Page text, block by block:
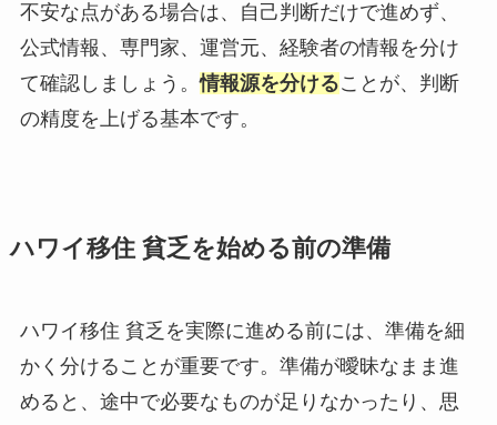
不安な点がある場合は、自己判断だけで進めず、
公式情報、専門家、運営元、経験者の情報を分け
て確認しましょう。情報源を分けることが、判断
の精度を上げる基本です。
ハワイ移住 貧乏を始める前の準備
ハワイ移住 貧乏を実際に進める前には、準備を細
かく分けることが重要です。準備が曖昧なまま進
めると、途中で必要なものが足りなかったり、思